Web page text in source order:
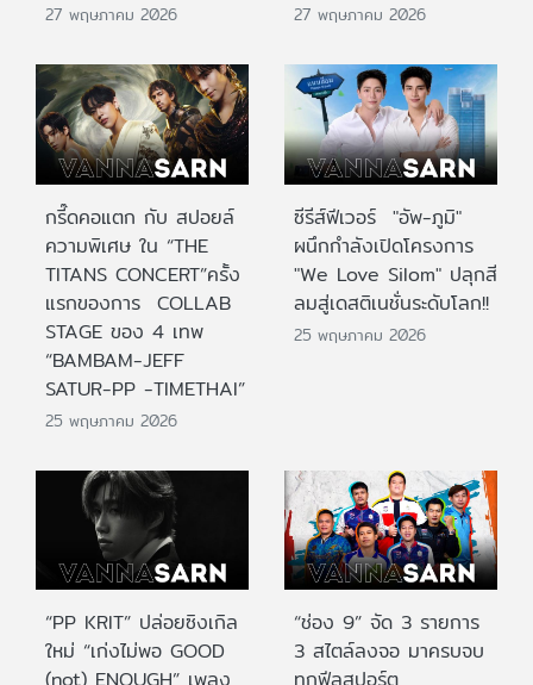
27 พฤษภาคม 2026 27 พฤษภาคม 2026
กรี๊ดคอแตก กับ สปอยล์
ความพิเศษ ใน “THE
TITANS CONCERT”ครั้ง
แรกของการ COLLAB
STAGE ของ 4 เทพ
“BAMBAM-JEFF
SATUR-PP -TIMETHAI”
25 พฤษภาคม 2026
ซีรีส์ฟีเวอร์ "อัพ-ภูมิ"
ผนึกกำลังเปิดโครงการ
"We Love Silom" ปลุกสี
ลมสู่เดสติเนชั่นระดับโลก!!
25 พฤษภาคม 2026
“PP KRIT” ปล่อยซิงเกิล
ใหม่ “เก่งไม่พอ GOOD
“ช่อง 9” จัด 3 รายการ
3 สไตล์ลงจอ มาครบจบ